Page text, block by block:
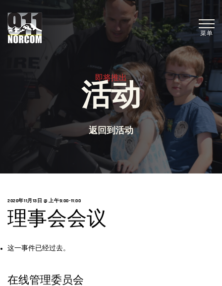
菜单
即将推出
活动
返回到活动
2020年11月13日 @ 上午9:00-11:00
理事会会议
这一事件已经过去。
在线管理委员会